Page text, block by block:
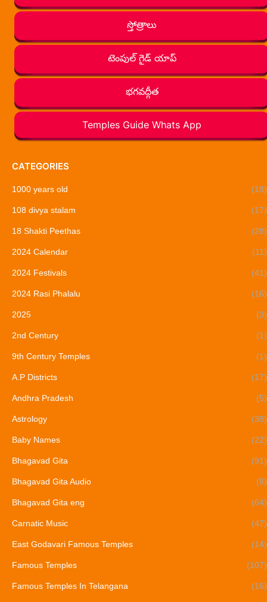
స్తోత్రాలు
టెంపుల్ గైడ్ యాప్
భగవద్గీత
Temples Guide Whats App
CATEGORIES
1000 years old (18)
108 divya stalam (17)
18 Shakti Peethas (28)
2024 Calendar (11)
2024 Festivals (41)
2024 Rasi Phalalu (16)
2025 (3)
2nd Century (1)
9th Century Temples (1)
A.P Districts (17)
Andhra Pradesh (5)
Astrology (38)
Baby Names (22)
Bhagavad Gita (91)
Bhagavad Gita Audio (8)
Bhagavad Gita eng (64)
Carnatic Music (47)
East Godavari Famous Temples (14)
Famous Temples (107)
Famous Temples In Telangana (16)